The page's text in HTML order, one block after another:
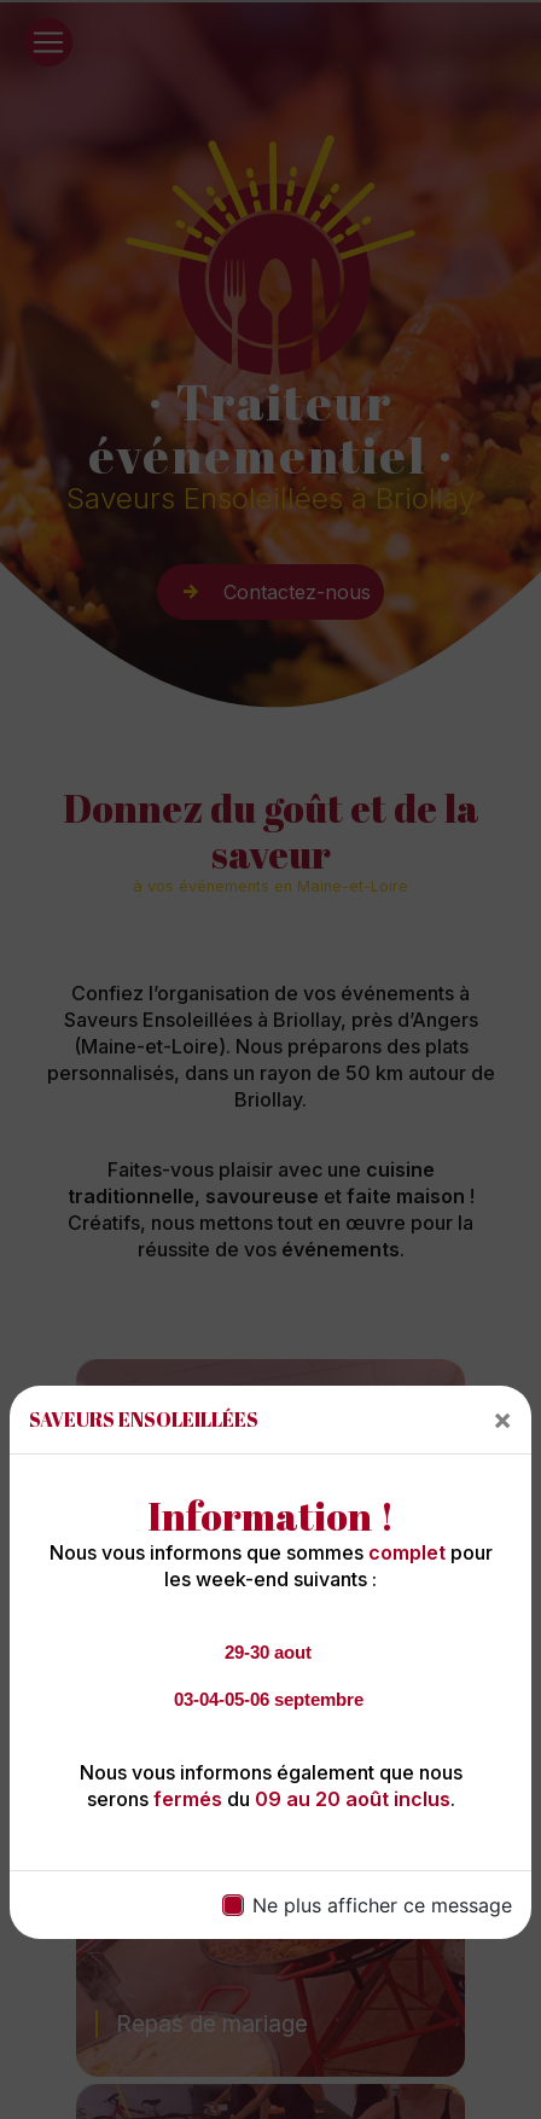
SAVEURS ENSOLEILLÉES ×
Information !
Nous vous informons que sommes completpour
les week-end suivants :
29-30 aout
03-04-05-06 septembre
Nous vous informons également que nous
serons fermés du 09 au 20 août inclus.
Ne plus afficher ce message
· Traiteur
événementiel ·
Saveurs Ensoleillées à Briollay
Contactez-nous
Donnez du goût et de la
saveur
à vos événements en Maine-et-Loire
Confiez l’organisation de vos événements à
Saveurs Ensoleillées à Briollay, près d’Angers
(Maine-et-Loire). Nous préparons des plats
personnalisés, dans un rayon de 50 km autour de
Briollay.
Faites-vous plaisir avec une cuisine
traditionnelle, savoureuse et faite maison !
Créatifs, nous mettons tout en œuvre pour la
réussite de vos événements.
Repas d'anniversaire
Repas de mariage